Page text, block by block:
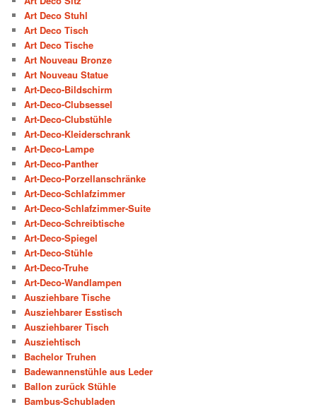
Art Deco Stuhl
Art Deco Tisch
Art Deco Tische
Art Nouveau Bronze
Art Nouveau Statue
Art-Deco-Bildschirm
Art-Deco-Clubsessel
Art-Deco-Clubstühle
Art-Deco-Kleiderschrank
Art-Deco-Lampe
Art-Deco-Panther
Art-Deco-Porzellanschränke
Art-Deco-Schlafzimmer
Art-Deco-Schlafzimmer-Suite
Art-Deco-Schreibtische
Art-Deco-Spiegel
Art-Deco-Stühle
Art-Deco-Truhe
Art-Deco-Wandlampen
Ausziehbare Tische
Ausziehbarer Esstisch
Ausziehbarer Tisch
Ausziehtisch
Bachelor Truhen
Badewannenstühle aus Leder
Ballon zurück Stühle
Bambus-Schubladen